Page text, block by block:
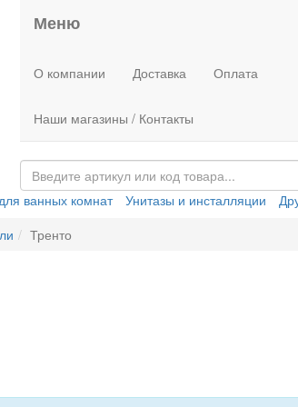
Меню
О компании Доставка Оплата
Наши магазины / Контакты
ванных комнат Унитазы и инсталляции
Тренто